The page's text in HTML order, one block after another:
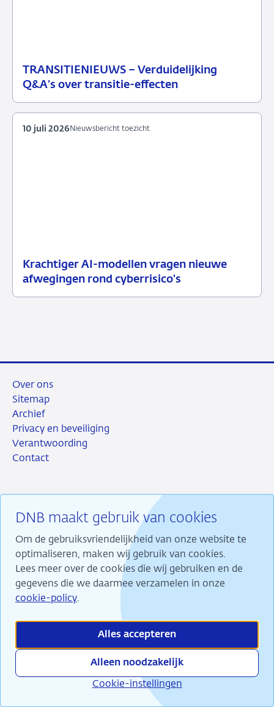
TRANSITIENIEUWS – Verduidelijking
Q&A’s over transitie-effecten
13
Nieuwsbericht
Krachtiger AI-modellen vragen nieuwe
afwegingen rond cyberrisico's
10
Nieuwsbericht
Nieuwsbericht toezicht
10 juli 2026
DNB maakt gebruik van cookies
Om de gebruiksvriendelijkheid van onze website te
optimaliseren, maken wij gebruik van cookies.
Lees meer over de cookies die wij gebruiken en de
gegevens die we daarmee verzamelen in onze
cookie-policy.
Alles accepteren
Alleen noodzakelijk
Cookie-instellingen
Over ons
Sitemap
Archief
Privacy en beveiliging
Verantwoording
Contact
RSS InstagramLinkedin
X
Wij maken ons sterk voor financiële stabiliteit en
dragen daarmee bij aan duurzame welvaart in